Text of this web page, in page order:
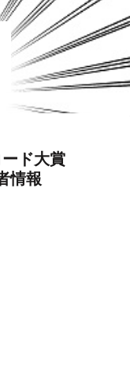
ド大賞
情報